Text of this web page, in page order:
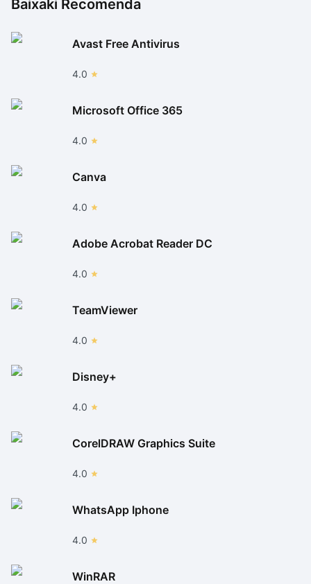
Baixaki Recomenda
Avast Free Antivirus
4.0
Microsoft Office 365
4.0
Canva
4.0
Adobe Acrobat Reader DC
4.0
TeamViewer
4.0
Disney+
4.0
CorelDRAW Graphics Suite
4.0
WhatsApp Iphone
4.0
WinRAR